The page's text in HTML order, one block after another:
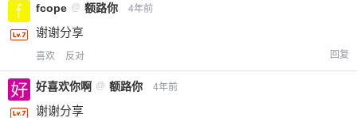
fcope @ 额路你 4年前
谢谢分享
喜欢 反对 回复
好喜欢你啊 @ 额路你 4年前
谢谢分享